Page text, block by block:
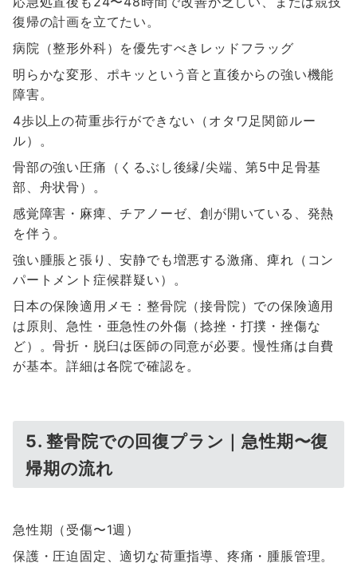
復帰の計画を立てたい。
病院（整形外科）を優先すべきレッドフラッグ
明らかな変形、ポキッという音と直後からの強い機能
障害。
4歩以上の荷重歩行ができない（オタワ足関節ルー
ル）。
骨部の強い圧痛（くるぶし後縁/尖端、第5中足骨基
部、舟状骨）。
感覚障害・麻痺、チアノーゼ、創が開いている、発熱
を伴う。
強い腫脹と張り、安静でも増悪する激痛、痺れ（コン
パートメント症候群疑い）。
日本の保険適用メモ：整骨院（接骨院）での保険適用
は原則、急性・亜急性の外傷（捻挫・打撲・挫傷な
ど）。骨折・脱臼は医師の同意が必要。慢性痛は自費
が基本。詳細は各院で確認を。
5. 整骨院での回復プラン｜急性期〜復
帰期の流れ
急性期（受傷〜1週）
保護・圧迫固定、適切な荷重指導、疼痛・腫脹管理。